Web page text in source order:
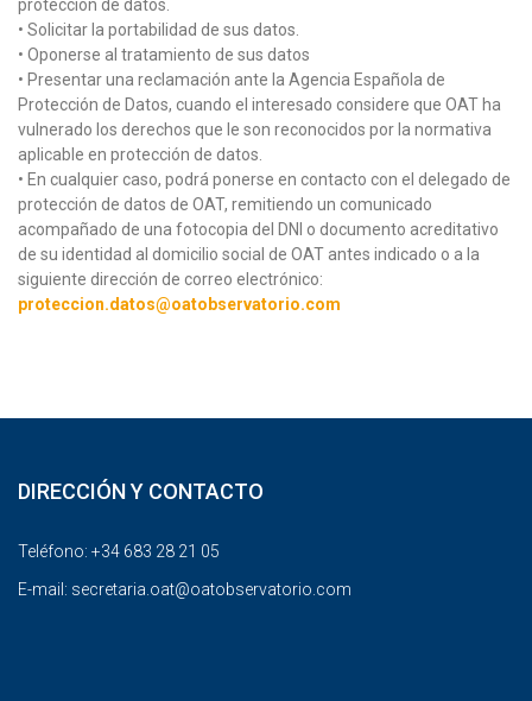
protección de datos.
• Solicitar la portabilidad de sus datos.
• Oponerse al tratamiento de sus datos
• Presentar una reclamación ante la Agencia Española de
Protección de Datos, cuando el interesado considere que OAT ha
vulnerado los derechos que le son reconocidos por la normativa
aplicable en protección de datos.
• En cualquier caso, podrá ponerse en contacto con el delegado de
protección de datos de OAT, remitiendo un comunicado
acompañado de una fotocopia del DNI o documento acreditativo
de su identidad al domicilio social de OAT antes indicado o a la
siguiente dirección de correo electrónico:
proteccion.datos@oatobservatorio.com
DIRECCIÓN Y CONTACTO
Teléfono: +34 683 28 21 05
E-mail: secretaria.oat@oatobservatorio.com